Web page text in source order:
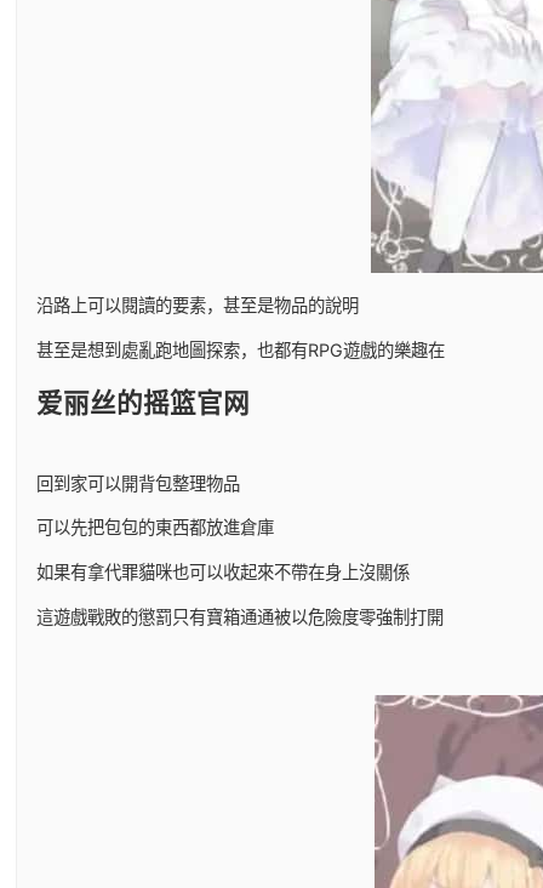
沿路上可以閱讀的要素，甚至是物品的說明
甚至是想到處亂跑地圖探索，也都有RPG遊戲的樂趣在
爱丽丝的摇篮官网
回到家可以開背包整理物品
可以先把包包的東西都放進倉庫
如果有拿代罪貓咪也可以收起來不帶在身上沒關係
這遊戲戰敗的懲罰只有寶箱通通被以危險度零強制打開